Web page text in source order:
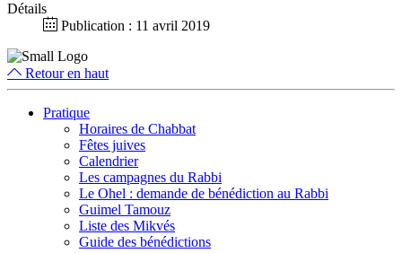
Détails
Publication : 11 avril 2019
Retour en haut
Pratique
Horaires de Chabbat
Fêtes juives
Calendrier
Les campagnes du Rabbi
Le Ohel : demande de bénédiction au Rabbi
Guimel Tamouz
Liste des Mikvés
Guide des bénédictions